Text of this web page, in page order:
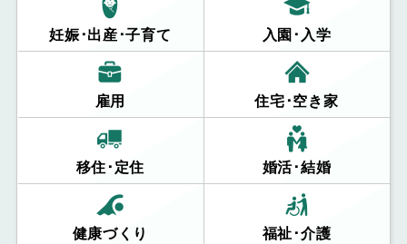
妊娠･出産･子育て 入園･入学
雇用 住宅･空き家
移住･定住 婚活･結婚
健康づくり 福祉･介護